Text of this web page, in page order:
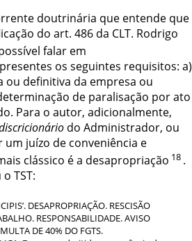
doutrinária que entende que
do art. 486 da CLT. Rodrigo
falar em
os seguintes requisitos: a)
ou definitiva da empresa ou
de paralisação por ato
Para o autor, adicionalmente,
do Administrador, ou
um juízo de conveniência e
clássico é a desapropriação 18 .
TST:
DESAPROPRIAÇÃO. RESCISÃO
RESPONSABILIDADE. AVISO
DE 40% DO FGTS.